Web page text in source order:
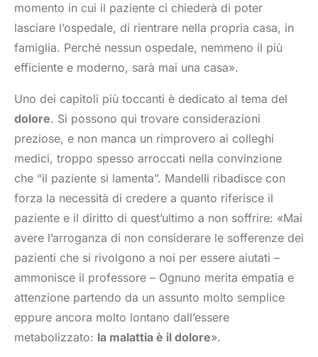
momento in cui il paziente ci chiederà di poter
lasciare l’ospedale, di rientrare nella propria casa, in
famiglia. Perché nessun ospedale, nemmeno il più
efficiente e moderno, sarà mai una casa».
Uno dei capitoli più toccanti è dedicato al tema del
dolore. Si possono qui trovare considerazioni
preziose, e non manca un rimprovero ai colleghi
medici, troppo spesso arroccati nella convinzione
che “il paziente si lamenta”. Mandelli ribadisce con
forza la necessità di credere a quanto riferisce il
paziente e il diritto di quest’ultimo a non soffrire: «Mai
avere l’arroganza di non considerare le sofferenze dei
pazienti che si rivolgono a noi per essere aiutati –
ammonisce il professore – Ognuno merita empatia e
attenzione partendo da un assunto molto semplice
eppure ancora molto lontano dall’essere
metabolizzato: la malattia è il dolore».